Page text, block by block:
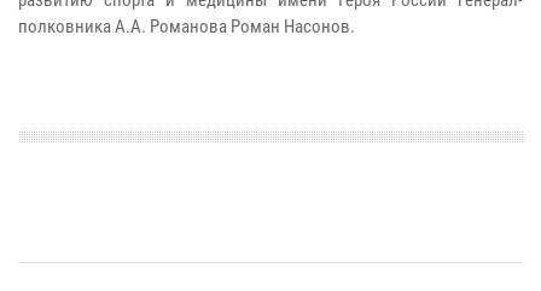
полковника А.А. Романова Роман Насонов.